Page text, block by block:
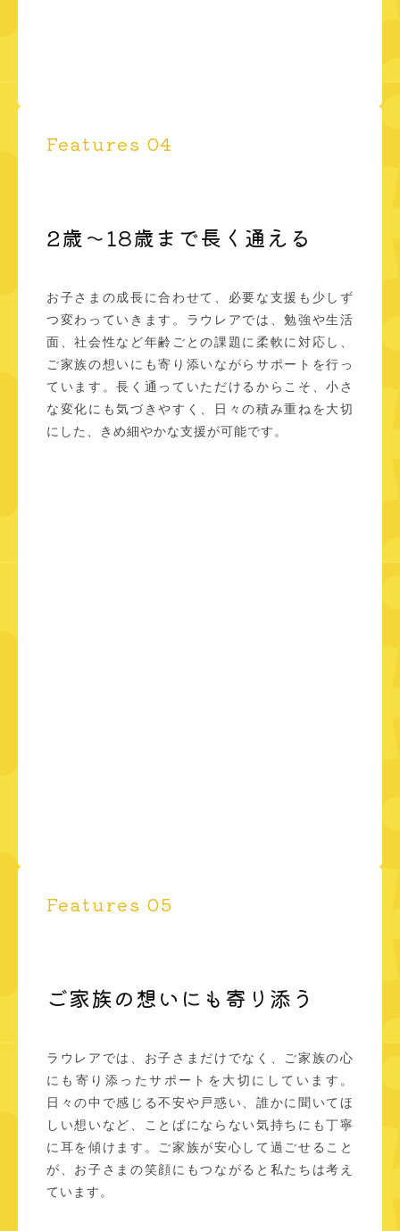
Features 04
2歳〜18歳まで長く通える
お子さまの成長に合わせて、必要な支援も少しず
つ変わっていきます。ラウレアでは、勉強や生活
面、社会性など年齢ごとの課題に柔軟に対応し、
ご家族の想いにも寄り添いながらサポートを行っ
ています。長く通っていただけるからこそ、小さ
な変化にも気づきやすく、日々の積み重ねを大切
にした、きめ細やかな支援が可能です。
Features 05
ご家族の想いにも寄り添う
ラウレアでは、お子さまだけでなく、ご家族の心
にも寄り添ったサポートを大切にしています。
日々の中で感じる不安や戸惑い、誰かに聞いてほ
しい想いなど、ことばにならない気持ちにも丁寧
に耳を傾けます。ご家族が安心して過ごせること
が、お子さまの笑顔にもつながると私たちは考え
ています。